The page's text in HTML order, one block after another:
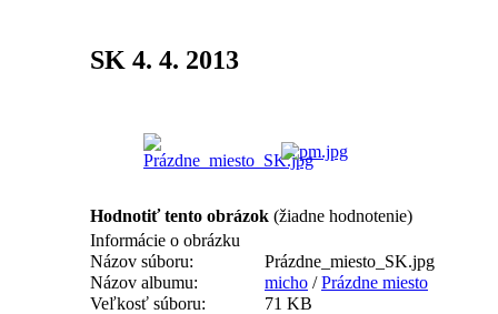
SK 4. 4. 2013
Hodnotiť tento obrázok (žiadne hodnotenie)
Informácie o obrázku
Názov súboru:
Prázdne_miesto_SK.jpg
Názov albumu:
micho /Prázdne miesto
Veľkosť súboru:
71 KB